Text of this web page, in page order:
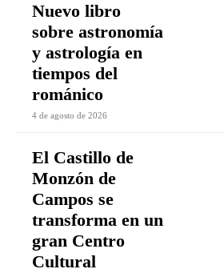
Nuevo libro
sobre astronomía
y astrología en
tiempos del
románico
4 de agosto de 2026
El Castillo de
Monzón de
Campos se
transforma en un
gran Centro
Cultural